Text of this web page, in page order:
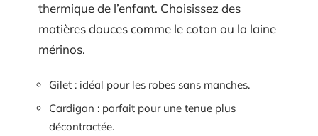
thermique de l’enfant. Choisissez des
matières douces comme le coton ou la laine
mérinos.
Gilet : idéal pour les robes sans manches.
Cardigan : parfait pour une tenue plus
décontractée.